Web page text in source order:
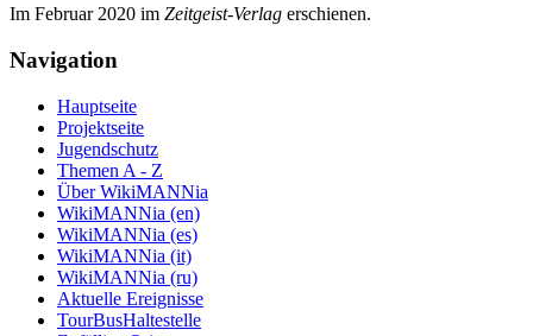
Im Februar 2020 im Zeit­geist-Verlag erschienen.
Navigation
Hauptseite
Projektseite
Jugendschutz
Themen A - Z
Über WikiMANNia
WikiMANNia (en)
WikiMANNia (es)
WikiMANNia (it)
WikiMANNia (ru)
Aktuelle Ereignisse
TourBusHaltestelle